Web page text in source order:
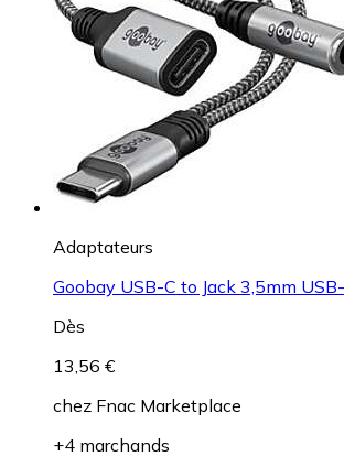
Adaptateurs
Goobay USB-C to Jack 3,5mm
Dès
13,56 €
chez Fnac Marketplace
+4 marchands